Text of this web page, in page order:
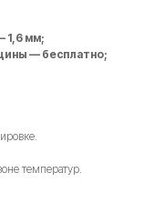
1,6 мм;
— бесплатно;
температур.